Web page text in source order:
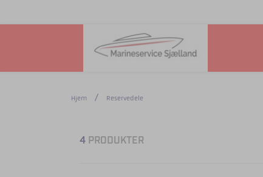
Hjem Reservedele
4PRODUKTER